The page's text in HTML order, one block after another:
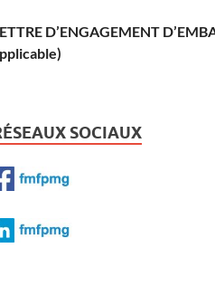
D’ENGAGEMENT
SOCIAUX